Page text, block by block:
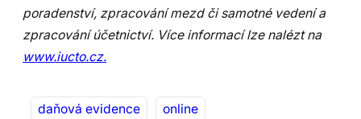
poradenství, zpracování mezd či samotné vedení a
zpracování účetnictví. Více informací lze nalézt na
www.iucto.cz.
daňová evidence
online